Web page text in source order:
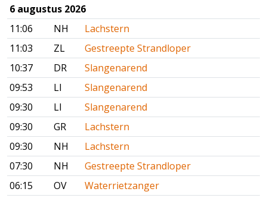
6 augustus 2026
11:06
NH
Lachstern
11:03
ZL
Gestreepte Strandloper
10:37
DR
Slangenarend
09:53
LI
Slangenarend
09:30
LI
Slangenarend
09:30
GR
Lachstern
09:30
NH
Lachstern
07:30
NH
Gestreepte Strandloper
06:15
OV
Waterrietzanger